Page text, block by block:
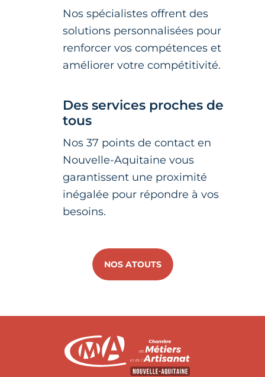
Nos spécialistes offrent des
solutions personnalisées pour
renforcer vos compétences et
améliorer votre compétitivité.
Des services proches de
tous
Nos 37 points de contact en
Nouvelle-Aquitaine vous
garantissent une proximité
inégalée pour répondre à vos
besoins.
NOS ATOUTS